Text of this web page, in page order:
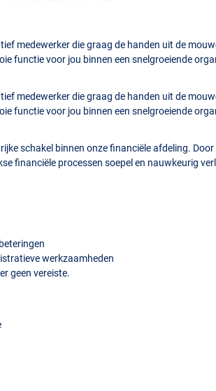
medewerker die graag de handen uit de
functie voor jou binnen een snelgroeiende
medewerker die graag de handen uit de
functie voor jou binnen een snelgroeiende
schakel binnen onze financiële afdeling.
financiële processen soepel en nauwkeurig
werkzaamheden
geen vereiste.